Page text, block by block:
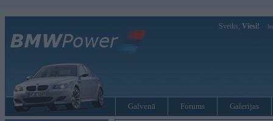
Sveiks, Viesi!
Galvenā Forums Galerijas